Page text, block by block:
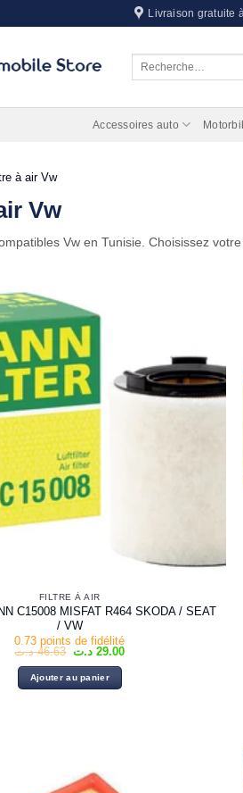
Livraison gratuite
Accessoires auto
à air Vw
Vw
Vw en Tunisie. Choisissez
FILTRE À AIR
C15008 MISFAT R464 SKODA / SEAT
/ VW
0.73 points de fidélité
46.63 د.ت
Le
initial
était :
29.00 د.ت
Le
Ajouter au panier